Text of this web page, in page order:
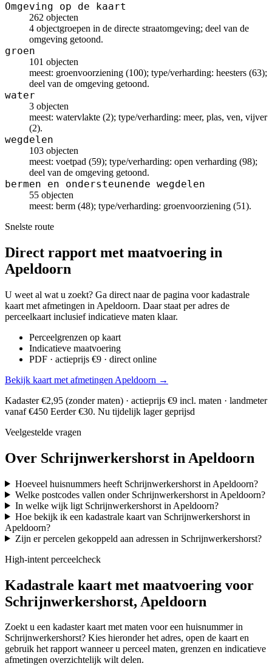
Omgeving op de kaart
262 objecten
4 objectgroepen in de directe straatomgeving; deel van de
omgeving getoond.
groen
101 objecten
meest: groenvoorziening (100); type/verharding: heesters (63);
deel van de omgeving getoond.
water
3 objecten
meest: watervlakte (2); type/verharding: meer, plas, ven, vijver
(2).
wegdelen
103 objecten
meest: voetpad (59); type/verharding: open verharding (98);
deel van de omgeving getoond.
bermen en ondersteunende wegdelen
55 objecten
meest: berm (48); type/verharding: groenvoorziening (51).
Snelste route
Direct rapport met maatvoering in
Apeldoorn
U weet al wat u zoekt? Ga direct naar de pagina voor kadastrale
kaart met afmetingen in Apeldoorn. Daar staat per adres de
perceelkaart inclusief indicatieve maten klaar.
Perceelgrenzen op kaart
Indicatieve maatvoering
PDF · actieprijs €9 · direct online
Bekijk kaart met afmetingen Apeldoorn →
Kadaster €2,95 (zonder maten) · actieprijs €9 incl. maten · landmeter
vanaf €450 Eerder €30. Nu tijdelijk lager geprijsd
Veelgestelde vragen
Over Schrijnwerkershorst in Apeldoorn
Hoeveel huisnummers heeft Schrijnwerkershorst in Apeldoorn?
Welke postcodes vallen onder Schrijnwerkershorst in Apeldoorn?
In welke wijk ligt Schrijnwerkershorst in Apeldoorn?
Hoe bekijk ik een kadastrale kaart van Schrijnwerkershorst in
Apeldoorn?
Zijn er percelen gekoppeld aan adressen in Schrijnwerkershorst?
High-intent perceelcheck
Kadastrale kaart met maatvoering voor
Schrijnwerkershorst, Apeldoorn
Zoekt u een kadaster kaart met maten voor een huisnummer in
Schrijnwerkershorst? Kies hieronder het adres, open de kaart en
gebruik het rapport wanneer u perceel maten, grenzen en indicatieve
afmetingen overzichtelijk wilt delen.